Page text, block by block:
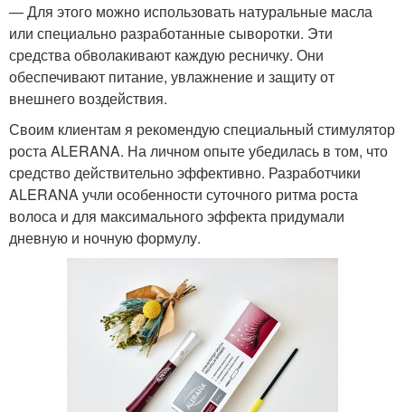
— Для этого можно использовать натуральные масла
или специально разработанные сыворотки. Эти
средства обволакивают каждую ресничку. Они
обеспечивают питание, увлажнение и защиту от
внешнего воздействия.
Своим клиентам я рекомендую специальный стимулятор
роста ALERANA. На личном опыте убедилась в том, что
средство действительно эффективно. Разработчики
ALERANA учли особенности суточного ритма роста
волоса и для максимального эффекта придумали
дневную и ночную формулу.